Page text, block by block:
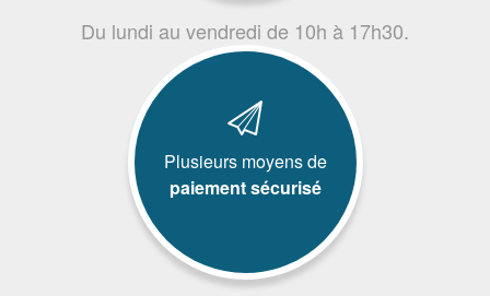
Du lundi au vendredi de 10h à 17h30.
Plusieurs moyens de
paiement sécurisé